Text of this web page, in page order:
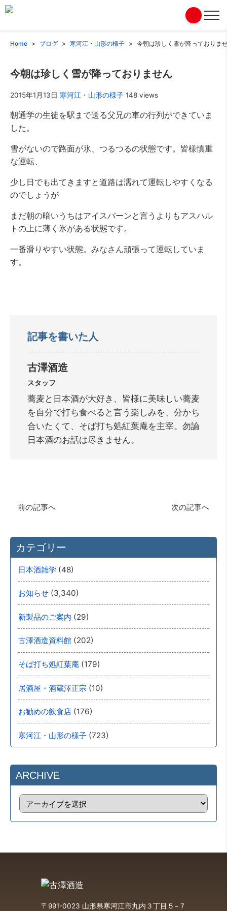
Home ブログ 寒河江・山形の様子 今朝は珍しく雪が降っておりま
今朝は珍しく雪が降っておりません
2015年1月13日 寒河江・山形の様子 148 views
朝通学の生徒を駅まで送る父兄の車の行列ができていま
した。
雪がないので路面が氷、つるつるの状態です。皆様慎重
な運転、
少し日でも出てきますと道路は濡れて運転しやすくなる
のでしょうが
まだ朝の暗いうちはアイスバーンと言うよりもアスハル
トの上に薄く氷がある状態です。
一番滑りやすい状態。みなさん頑張って運転していま
す。
記事を書いた人
古澤酒造
スタッフ
蕎麦と日本酒が大好き、皆様に美味しい蕎麦
を自分で打ち食べると言う楽しみを、分かち
合いたくて、そば打ち処紅葉庵を主宰。勿論
日本酒のお話は尽きません。
前の記事へ 次の記事へ
カテゴリー
日本酒雑学 (48)
お知らせ (3,340)
新製品のご案内 (29)
古澤酒造資料館 (202)
そば打ち処紅葉庵 (179)
居酒屋・酒蔵澤正宗 (10)
お勧めの飲食店 (176)
寒河江・山形の様子 (723)
ARCHIVE
〒991-0023 山形県寒河江市丸内３丁目５−７